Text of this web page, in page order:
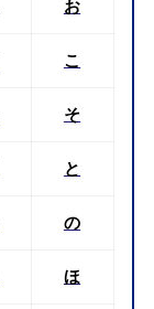
お
こ
そ
と
の
ほ